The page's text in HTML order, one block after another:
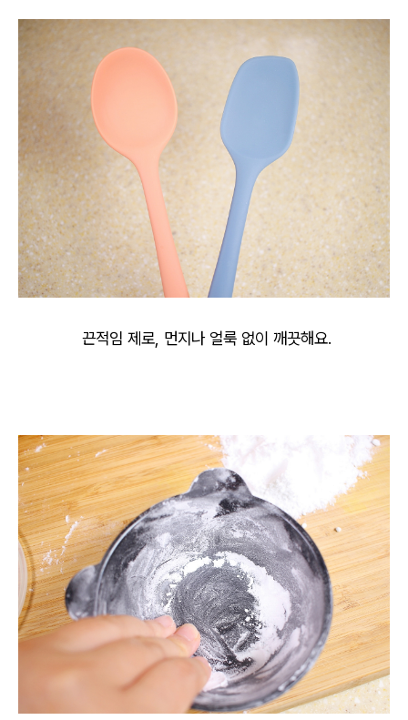
끈적임 제로, 먼지나 얼룩 없이 깨끗해요.